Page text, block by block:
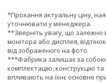
*Прохання актуальну ціну,
уточнювати у менеджера.
**Зверніть увагу, що залежно
монітора або дисплея,
від зображеного на фото.
***Фабрика залишає за собою
комплектацію, конструкцію та
впливають на їхнє основне